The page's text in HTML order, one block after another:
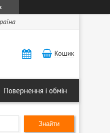
Кошик
Повернення і обмін
Знайти